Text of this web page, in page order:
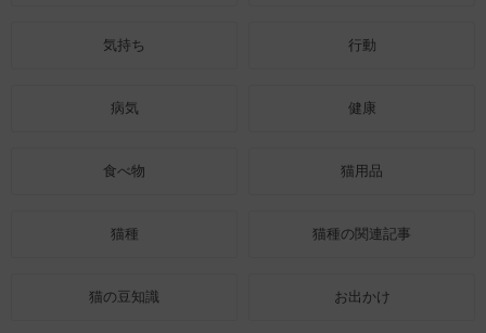
気持ち 行動
病気 健康
食べ物 猫用品
猫種 猫種の関連記事
猫の豆知識 お出かけ